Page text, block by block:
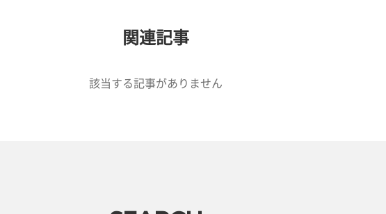
関連記事
該当する記事がありません